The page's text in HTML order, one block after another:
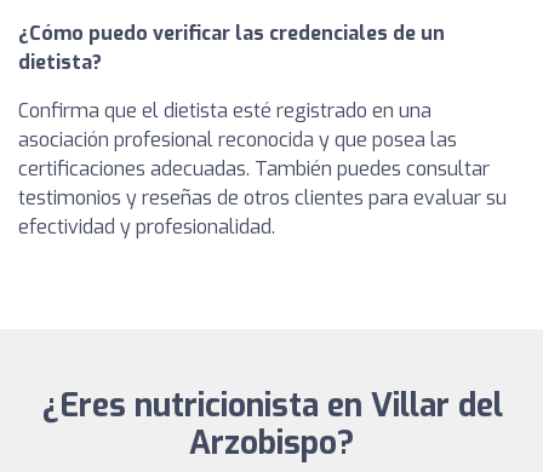
¿Cómo puedo verificar las credenciales de un
dietista?
Confirma que el dietista esté registrado en una
asociación profesional reconocida y que posea las
certificaciones adecuadas. También puedes consultar
testimonios y reseñas de otros clientes para evaluar su
efectividad y profesionalidad.
¿Eres nutricionista en Villar del
Arzobispo?